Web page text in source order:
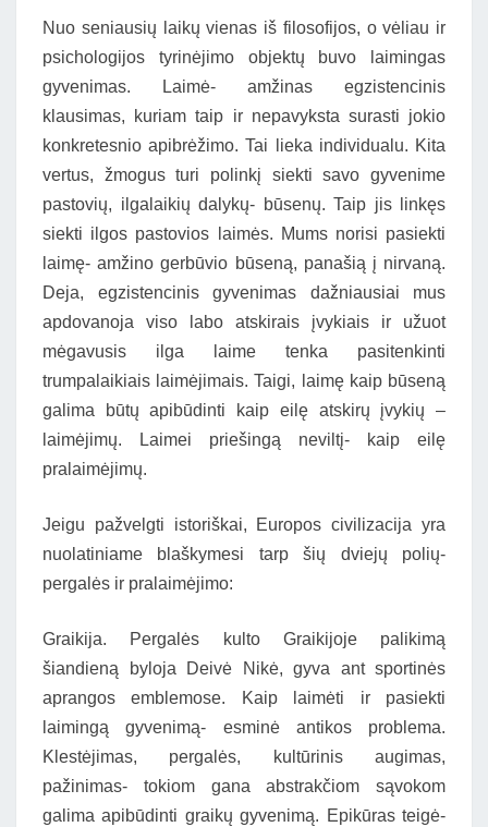
Nuo seniausių laikų vienas iš filosofijos, o vėliau ir
psichologijos tyrinėjimo objektų buvo laimingas
gyvenimas. Laimė- amžinas egzistencinis
klausimas, kuriam taip ir nepavyksta surasti jokio
konkretesnio apibrėžimo. Tai lieka individualu. Kita
vertus, žmogus turi polinkį siekti savo gyvenime
pastovių, ilgalaikių dalykų- būsenų. Taip jis linkęs
siekti ilgos pastovios laimės. Mums norisi pasiekti
laimę- amžino gerbūvio būseną, panašią į nirvaną.
Deja, egzistencinis gyvenimas dažniausiai mus
apdovanoja viso labo atskirais įvykiais ir užuot
mėgavusis ilga laime tenka pasitenkinti
trumpalaikiais laimėjimais. Taigi, laimę kaip būseną
galima būtų apibūdinti kaip eilę atskirų įvykių –
laimėjimų. Laimei priešingą neviltį- kaip eilę
pralaimėjimų.
Jeigu pažvelgti istoriškai, Europos civilizacija yra
nuolatiniame blaškymesi tarp šių dviejų polių-
pergalės ir pralaimėjimo:
Graikija. Pergalės kulto Graikijoje palikimą
šiandieną byloja Deivė Nikė, gyva ant sportinės
aprangos emblemose. Kaip laimėti ir pasiekti
laimingą gyvenimą- esminė antikos problema.
Klestėjimas, pergalės, kultūrinis augimas,
pažinimas- tokiom gana abstrakčiom sąvokom
galima apibūdinti graikų gyvenimą. Epikūras teigė-